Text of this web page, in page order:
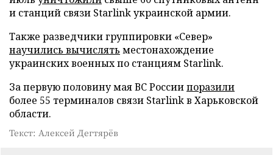
и станций связи Starlink украинской армии.
Также разведчики группировки «Север»
научились вычислять местонахождение
украинских военных по станциям Starlink.
За первую половину мая ВС Россиипоразили
более 55 терминалов связи Starlink в Харьковской
области.
Текст: Алексей Дегтярёв